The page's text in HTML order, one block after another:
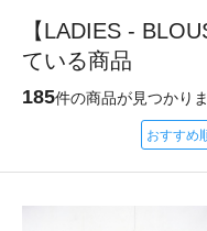
【LADIES -
ている商品
185件の商品が見つかり
おすすめ